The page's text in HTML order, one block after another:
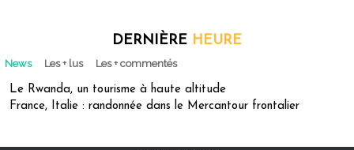
DERNIÈRE HEURE
News Les + lus Les + commentés
Le Rwanda, un tourisme à haute altitude
France, Italie : randonnée dans le Mercantour frontalier